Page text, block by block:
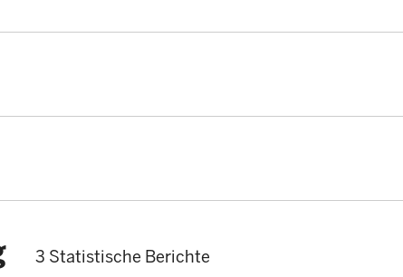
3 Statistische Berichte